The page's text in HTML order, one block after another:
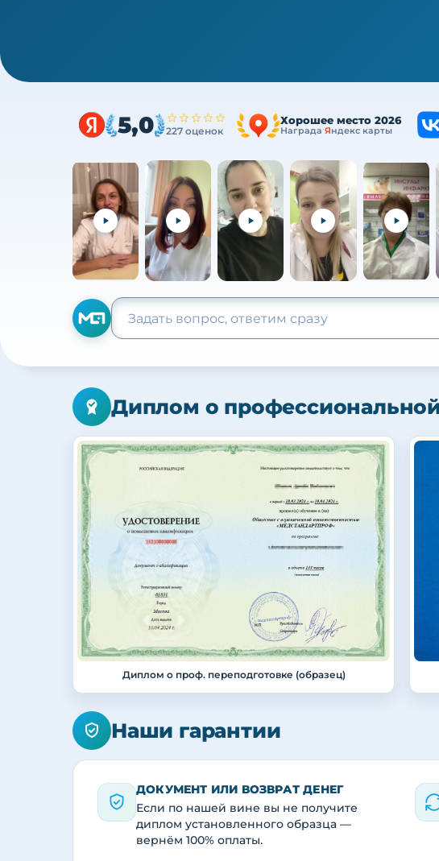
5,0 227 оценок
Хорошее место 2026
НаградаЯндекс карты
Диплом о
Диплом о проф. переподготовке (образец)
Наши гарантии
ДОКУМЕНТ ИЛИ ВОЗВРАТ ДЕНЕГ
Если по нашей вине вы не получите
диплом установленного образца —
вернём 100% оплаты.